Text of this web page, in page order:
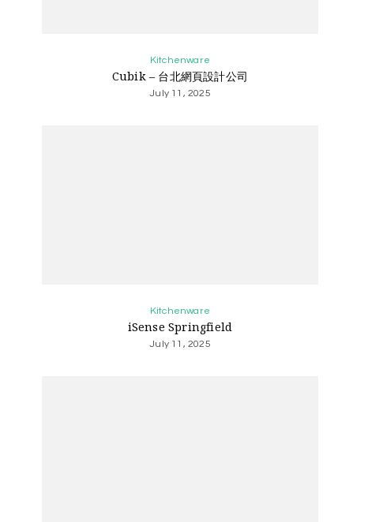
Kitchenware
Cubik – 台北網頁設計公司
July 11, 2025
Kitchenware
iSense Springfield
July 11, 2025